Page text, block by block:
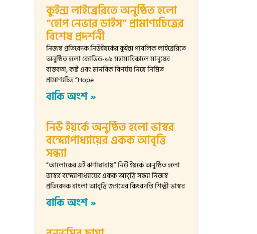
কুইন্স লাইব্রেরিতে অনুষ্ঠিত হলো
“হোপ নেভার ডাইস” প্রামাণ্যচিত্রের
বিশেষ প্রদর্শনী
নিজস্ব প্রতিবেদক নিউইয়র্কের কুইন্স পাবলিক লাইব্রেরিতে
অনুষ্ঠিত হলো কোভিড-১৯ মহামারিকালে মানুষের
বাস্তবতা, কষ্ট এবং মানবিক বিপর্যয় নিয়ে নির্মিত
প্রামাণ্যচিত্র “Hope
বাকি অংশ »
নিউ ইয়র্কে অনুষ্ঠিত হলো ভাস্বর
বন্দ্যোপাধ্যায়ের একক আবৃত্তি
সন্ধ্যা
“আলোকের এই ঝর্ণাধারায়” নিউ ইয়র্কে অনুষ্ঠিত হলো
ভাস্বর বন্দ্যোপাধ্যায়ের একক আবৃত্তি সন্ধ্যা নিজস্ব
প্রতিবেদক বাংলা আবৃত্তি জগতের কিংবদন্তি শিল্পী ভাস্বর
বাকি অংশ »